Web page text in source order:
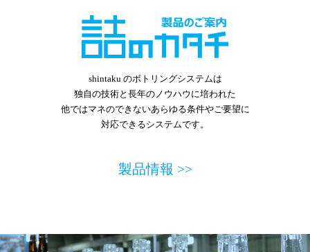
shintaku のボトリングシステムは
独自の技術と長年のノウハウに培われた
他ではマネのできないあらゆる条件やご要望に
対応できるシステムです。
製品情報 >>